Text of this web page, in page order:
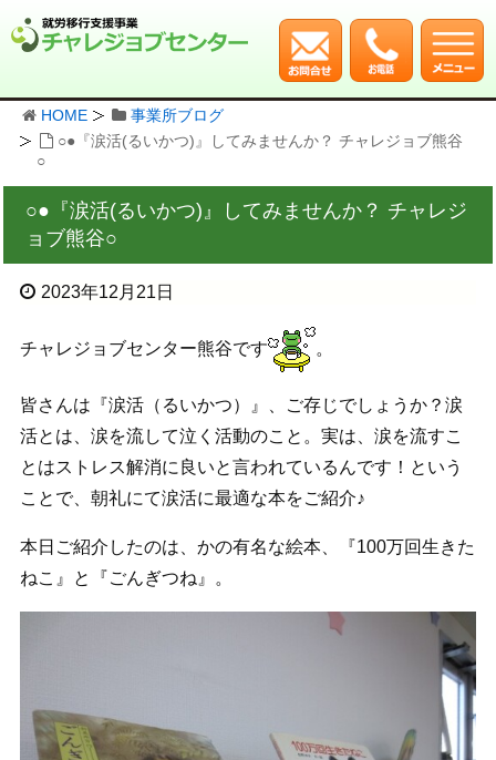
HOME
事業所ブログ
○●『涙活(るいかつ)』してみませんか？ チャレジョブ熊谷
○
○●『涙活(るいかつ)』してみませんか？ チャレジ
ョブ熊谷○
2023年12月21日
チャレジョブセンター熊谷です
皆さんは『涙活（るいかつ）』、ご存じでしょうか？涙
活とは、涙を流して泣く活動のこと。実は、涙を流すこ
とはストレス解消に良いと言われているんです！という
ことで、朝礼にて涙活に最適な本をご紹介♪
本日ご紹介したのは、かの有名な絵本、『100万回生きた
ねこ』と『ごんぎつね』。